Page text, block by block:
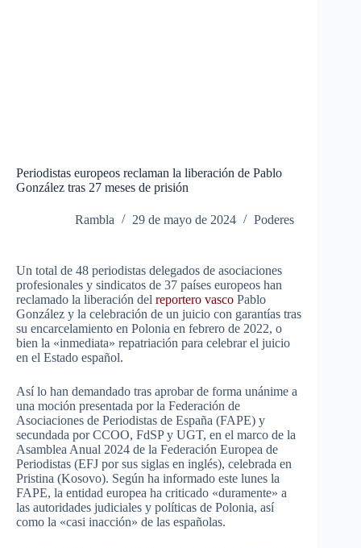
Periodistas europeos reclaman la liberación de Pablo
González tras 27 meses de prisión
Rambla 29 de mayo de 2024 Poderes
Un total de 48 periodistas delegados de asociaciones
profesionales y sindicatos de 37 países europeos han
reclamado la liberación del reportero vasco Pablo
González y la celebración de un juicio con garantías tras
su encarcelamiento en Polonia en febrero de 2022, o
bien la «inmediata» repatriación para celebrar el juicio
en el Estado español.
Así lo han demandado tras aprobar de forma unánime a
una moción presentada por la Federación de
Asociaciones de Periodistas de España (FAPE) y
secundada por CCOO, FdSP y UGT, en el marco de la
Asamblea Anual 2024 de la Federación Europea de
Periodistas (EFJ por sus siglas en inglés), celebrada en
Pristina (Kosovo). Según ha informado este lunes la
FAPE, la entidad europea ha criticado «duramente» a
las autoridades judiciales y políticas de Polonia, así
como la «casi inacción» de las españolas.